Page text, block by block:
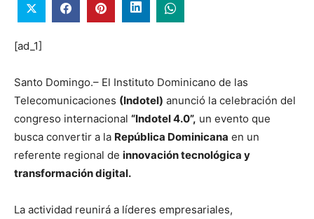
[ad_1]
Santo Domingo.– El Instituto Dominicano de las
Telecomunicaciones (Indotel) anunció la celebración del
congreso internacional “Indotel 4.0”, un evento que
busca convertir a la República Dominicana en un
referente regional de innovación tecnológica y
transformación digital.
La actividad reunirá a líderes empresariales,